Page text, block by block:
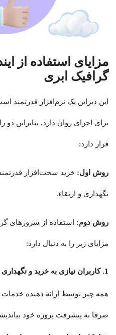
مزایای استفاده از
گرافیک ابری
این دیزاین یک نرم‌افزار قدرتمند
قرار دارد:
روش اول: خرید سخت‌افزار قدرتمند
نگهداری و ارتقاء.
روش دوم:
مزایای زیر را به دنبال دارد:
1. کاربران نیازی به خرید و نگهداری از سخت‌افزار گران‌قیمت ندارند:
همه‌ چیز توسط ارائه دهنده خدمات
صرفا به پیشرفت پروژه خود